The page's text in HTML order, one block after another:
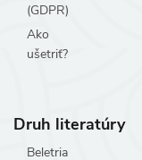
(GDPR)
Ako
ušetriť?
Druh literatúry
Beletria